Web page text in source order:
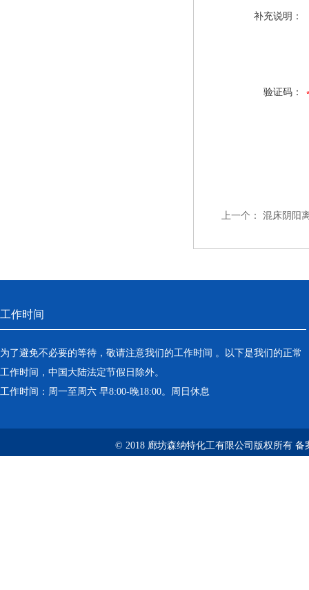
补充说明：
验证码：
上一个： 混床阴阳
工作时间
为了避免不必要的等待，敬请注意我们的工作时间 。以下是我们的正常
工作时间，中国大陆法定节假日除外。
工作时间：周一至周六 早8:00-晚18:00。周日休息
© 2018 廊坊森纳特化工有限公司版权所有 备